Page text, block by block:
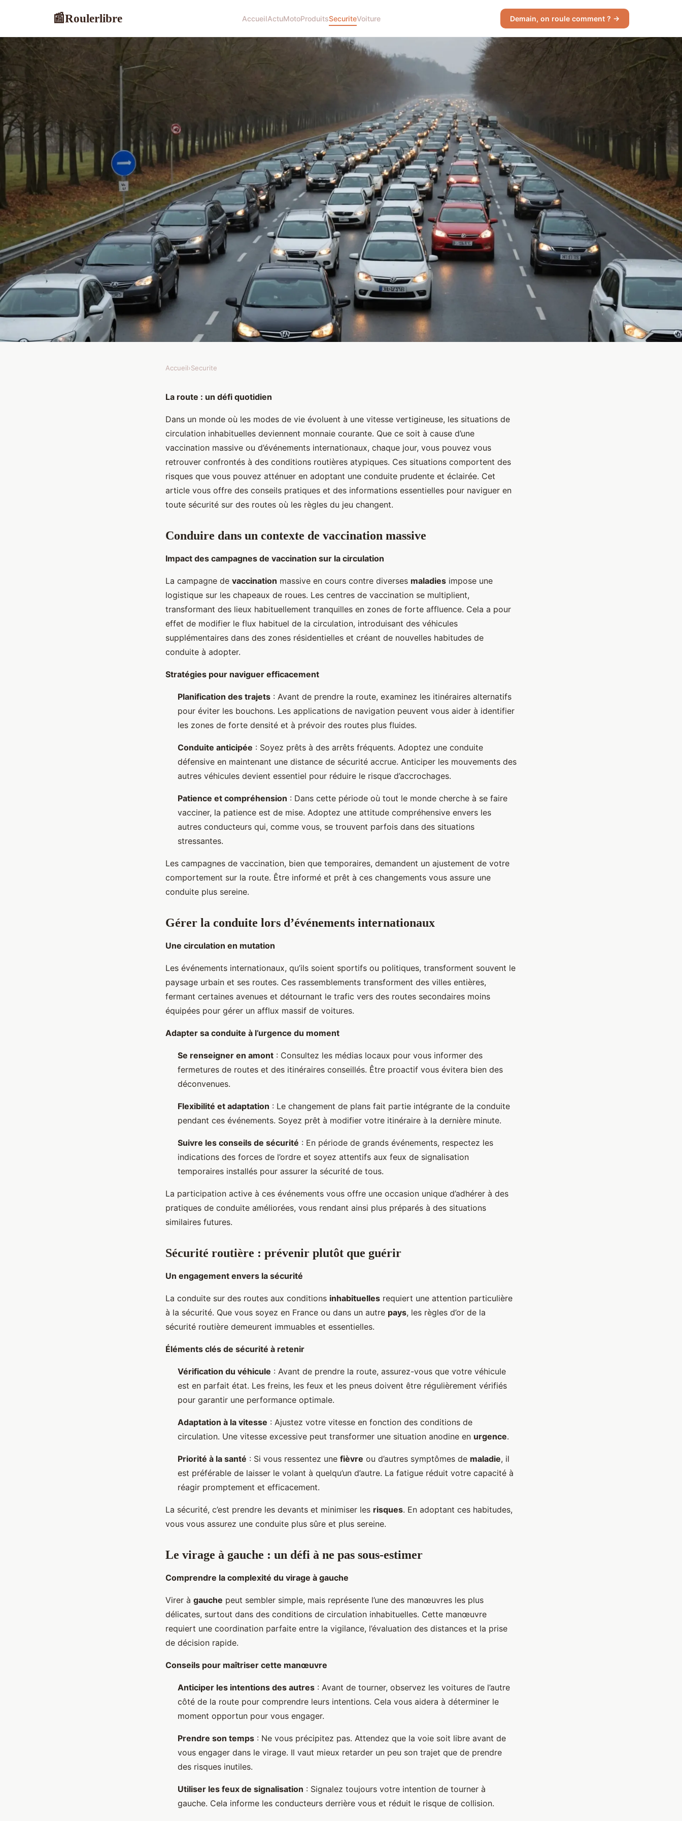
📰Roulerlibre AccueilActuMotoProduitsSecuriteVoiture Demain, on roule comment ? →
Comment se préparer à la conduite dans
des conditions de circulation
Accueil›Securite
La route : un défi quotidien
Dans un monde où les modes de vie évoluent à une vitesse vertigineuse, les situations de
circulation inhabituelles deviennent monnaie courante. Que ce soit à cause d’une
vaccination massive ou d’événements internationaux, chaque jour, vous pouvez vous
retrouver confrontés à des conditions routières atypiques. Ces situations comportent des
risques que vous pouvez atténuer en adoptant une conduite prudente et éclairée. Cet
article vous offre des conseils pratiques et des informations essentielles pour naviguer en
toute sécurité sur des routes où les règles du jeu changent.
Conduire dans un contexte de vaccination massive
Impact des campagnes de vaccination sur la circulation
La campagne de vaccination massive en cours contre diverses maladies impose une
logistique sur les chapeaux de roues. Les centres de vaccination se multiplient,
transformant des lieux habituellement tranquilles en zones de forte affluence. Cela a pour
effet de modifier le flux habituel de la circulation, introduisant des véhicules
supplémentaires dans des zones résidentielles et créant de nouvelles habitudes de
conduite à adopter.
Stratégies pour naviguer efficacement
Planification des trajets : Avant de prendre la route, examinez les itinéraires alternatifs
pour éviter les bouchons. Les applications de navigation peuvent vous aider à identifier
les zones de forte densité et à prévoir des routes plus fluides.
Conduite anticipée : Soyez prêts à des arrêts fréquents. Adoptez une conduite
défensive en maintenant une distance de sécurité accrue. Anticiper les mouvements des
autres véhicules devient essentiel pour réduire le risque d’accrochages.
Patience et compréhension : Dans cette période où tout le monde cherche à se faire
vacciner, la patience est de mise. Adoptez une attitude compréhensive envers les
autres conducteurs qui, comme vous, se trouvent parfois dans des situations
stressantes.
Les campagnes de vaccination, bien que temporaires, demandent un ajustement de votre
comportement sur la route. Être informé et prêt à ces changements vous assure une
conduite plus sereine.
Gérer la conduite lors d’événements internationaux
Une circulation en mutation
Les événements internationaux, qu’ils soient sportifs ou politiques, transforment souvent le
paysage urbain et ses routes. Ces rassemblements transforment des villes entières,
fermant certaines avenues et détournant le trafic vers des routes secondaires moins
équipées pour gérer un afflux massif de voitures.
Adapter sa conduite à l’urgence du moment
Se renseigner en amont : Consultez les médias locaux pour vous informer des
fermetures de routes et des itinéraires conseillés. Être proactif vous évitera bien des
déconvenues.
Flexibilité et adaptation : Le changement de plans fait partie intégrante de la conduite
pendant ces événements. Soyez prêt à modifier votre itinéraire à la dernière minute.
Suivre les conseils de sécurité : En période de grands événements, respectez les
indications des forces de l’ordre et soyez attentifs aux feux de signalisation
temporaires installés pour assurer la sécurité de tous.
La participation active à ces événements vous offre une occasion unique d’adhérer à des
pratiques de conduite améliorées, vous rendant ainsi plus préparés à des situations
similaires futures.
Sécurité routière : prévenir plutôt que guérir
Un engagement envers la sécurité
La conduite sur des routes aux conditions inhabituelles requiert une attention particulière
à la sécurité. Que vous soyez en France ou dans un autre pays, les règles d’or de la
sécurité routière demeurent immuables et essentielles.
Éléments clés de sécurité à retenir
Vérification du véhicule : Avant de prendre la route, assurez-vous que votre véhicule
est en parfait état. Les freins, les feux et les pneus doivent être régulièrement vérifiés
pour garantir une performance optimale.
Adaptation à la vitesse : Ajustez votre vitesse en fonction des conditions de
circulation. Une vitesse excessive peut transformer une situation anodine en urgence.
Priorité à la santé : Si vous ressentez une fièvre ou d’autres symptômes de maladie, il
est préférable de laisser le volant à quelqu’un d’autre. La fatigue réduit votre capacité à
réagir promptement et efficacement.
La sécurité, c’est prendre les devants et minimiser les risques. En adoptant ces habitudes,
vous vous assurez une conduite plus sûre et plus sereine.
Le virage à gauche : un défi à ne pas sous-estimer
Comprendre la complexité du virage à gauche
Virer à gauche peut sembler simple, mais représente l’une des manœuvres les plus
délicates, surtout dans des conditions de circulation inhabituelles. Cette manœuvre
requiert une coordination parfaite entre la vigilance, l’évaluation des distances et la prise
de décision rapide.
Conseils pour maîtriser cette manœuvre
Anticiper les intentions des autres : Avant de tourner, observez les voitures de l’autre
côté de la route pour comprendre leurs intentions. Cela vous aidera à déterminer le
moment opportun pour vous engager.
Prendre son temps : Ne vous précipitez pas. Attendez que la voie soit libre avant de
vous engager dans le virage. Il vaut mieux retarder un peu son trajet que de prendre
des risques inutiles.
Utiliser les feux de signalisation : Signalez toujours votre intention de tourner à
gauche. Cela informe les conducteurs derrière vous et réduit le risque de collision.